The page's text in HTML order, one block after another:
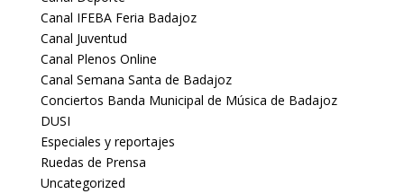
Canal IFEBA Feria Badajoz
Canal Juventud
Canal Plenos Online
Canal Semana Santa de Badajoz
Conciertos Banda Municipal de Música de Badajoz
DUSI
Especiales y reportajes
Ruedas de Prensa
Uncategorized